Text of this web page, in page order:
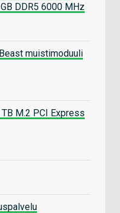
DDR5 6000 MHz
muistimoduuli
M.2 PCI Express